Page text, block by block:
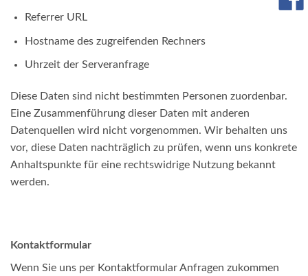
Referrer URL
Hostname des zugreifenden Rechners
Uhrzeit der Serveranfrage
Diese Daten sind nicht bestimmten Personen zuordenbar.
Eine Zusammenführung dieser Daten mit anderen
Datenquellen wird nicht vorgenommen. Wir behalten uns
vor, diese Daten nachträglich zu prüfen, wenn uns konkrete
Anhaltspunkte für eine rechtswidrige Nutzung bekannt
werden.
Kontaktformular
Wenn Sie uns per Kontaktformular Anfragen zukommen